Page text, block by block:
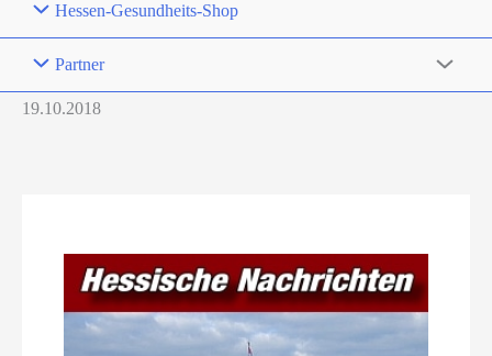
Hessen-Gesundheits-Shop
Partner
19.10.2018